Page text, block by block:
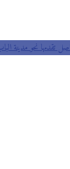
نحو مدينة الباب